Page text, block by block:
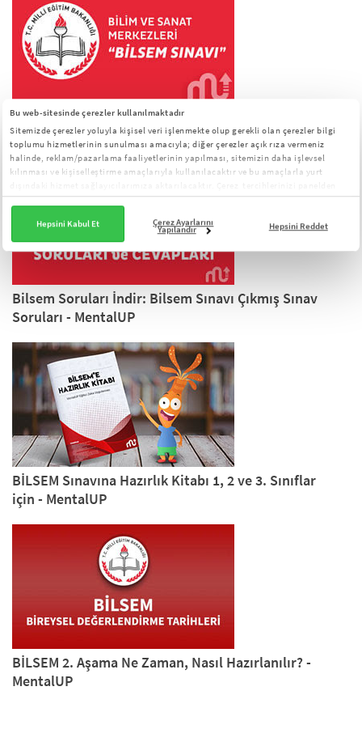
Bu web-sitesinde çerezler kullanılmaktadır
Sitemizde çerezler yoluyla kişisel veri işlenmekte olup gerekli olan çerezler bilgi
toplumu hizmetlerinin sunulması amacıyla; diğer çerezler açık rıza vermeniz
halinde, reklam/pazarlama faaliyetlerinin yapılması, sitemizin daha işlevsel
kılınması ve kişiselleştirme amaçlarıyla kullanılacaktır ve bu amaçlarla yurt
yönetebilirsiniz:Çerez Aydınlatma Metni
Hepsini Kabul Et Çerez Ayarlarını
Yapılandır Hepsini Reddet
BİLSEM (Bilim ve Sanat Merkezleri) Sınavı
Hakkında Merak Edilenler - MentalUP
Bilsem Soruları İndir: Bilsem Sınavı Çıkmış Sınav
Soruları - MentalUP
BİLSEM Sınavına Hazırlık Kitabı 1, 2 ve 3. Sınıflar
için - MentalUP
BİLSEM 2. Aşama Ne Zaman, Nasıl Hazırlanılır? -
MentalUP